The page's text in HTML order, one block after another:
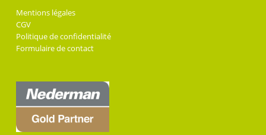
Mentions légales
CGV
Politique de confidentialité
Formulaire de contact